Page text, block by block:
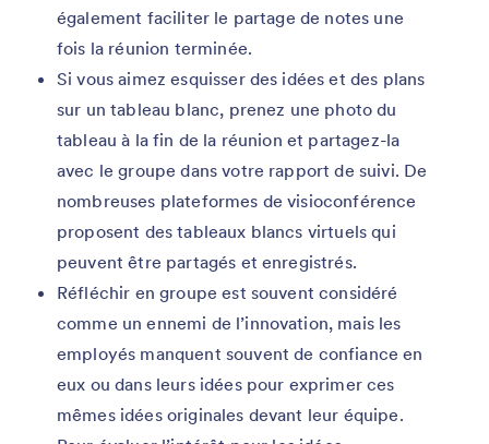
également faciliter le partage de notes une
fois la réunion terminée.
Si vous aimez esquisser des idées et des plans
sur un tableau blanc, prenez une photo du
tableau à la fin de la réunion et partagez-la
avec le groupe dans votre rapport de suivi. De
nombreuses plateformes de visioconférence
proposent des tableaux blancs virtuels qui
peuvent être partagés et enregistrés.
Réfléchir en groupe est souvent considéré
comme un ennemi de l’innovation, mais les
employés manquent souvent de confiance en
eux ou dans leurs idées pour exprimer ces
mêmes idées originales devant leur équipe.